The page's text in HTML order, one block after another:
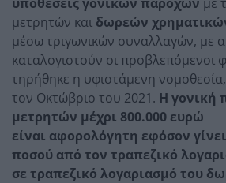
μετρητών και δωρεών
μέσω τριγωνικών συναλλαγών, με
καταλογιστούν οι προβλεπόμενοι
τηρήθηκε η υφιστάμενη
τον Οκτώβριο του 2021. Η γονική
μετρητών μέχρι 800.000 ευρώ
είναι αφορολόγητη εφόσον
ποσού από τον τραπεζικό
σε τραπεζικό λογαριασμό του